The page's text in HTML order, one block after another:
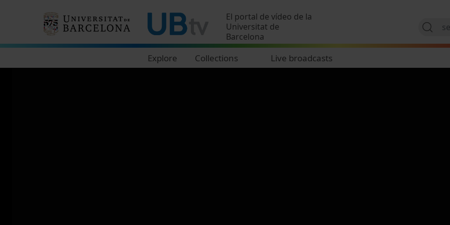
El portal de vídeo de la
Universitat de
Barcelona
Explore Collections Live broadcasts